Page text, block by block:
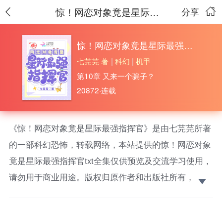
分享
惊！网恋对象竟是星际最强指挥官
惊！网恋对象竟是星际最强指挥官
七芫芫 著 | 科幻 | 机甲
第10章 又来一个骗子？
20872·连载
《惊！网恋对象竟是星际最强指挥官》是由七芫芫所著
的一部科幻恐怖，转载网络，本站提供的惊！网恋对象
竟是星际最强指挥官txt全集仅供预览及交流学习使用，
请勿用于商业用途。版权归原作者和出版社所有，请在